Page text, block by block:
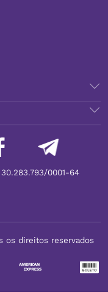
0001-64
os direitos reservados